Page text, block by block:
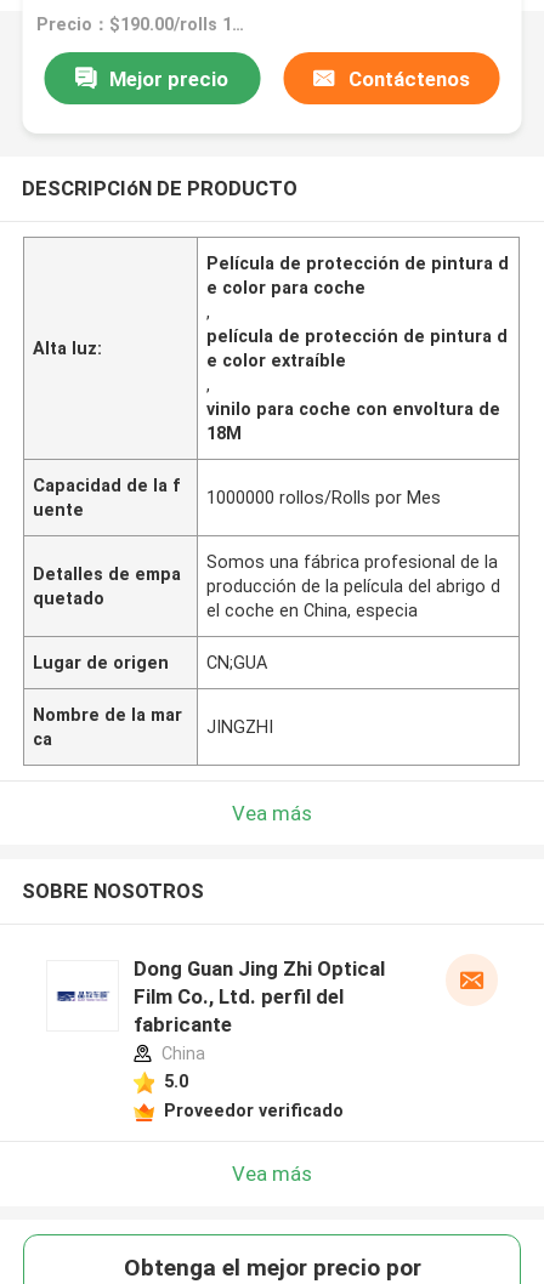
1.52x18M
Precio：$190.00/rolls 1-49 rolls
Mejor precio Contáctenos
DESCRIPCIóN DE PRODUCTO
Alta luz:
Película de protección de pintura d
e color para coche
,
película de protección de pintura d
e color extraíble
,
vinilo para coche con envoltura de
18M
Capacidad de la f
uente
1000000 rollos/Rolls por Mes
Detalles de empa
quetado
Somos una fábrica profesional de la
producción de la película del abrigo d
el coche en China, especia
Lugar de origen CN;GUA
Nombre de la mar
ca
JINGZHI
Vea más
SOBRE NOSOTROS
Dong Guan Jing Zhi Optical
Film Co., Ltd. perfil del
fabricante
China
5.0
Proveedor verificado
Vea más
Obtenga el mejor precio por